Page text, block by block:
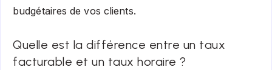
budgétaires de vos clients.
Quelle est la différence entre un taux
facturable et un taux horaire ?